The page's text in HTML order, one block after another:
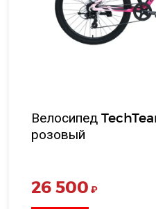
Велосипед
розовый
26 500 ₽